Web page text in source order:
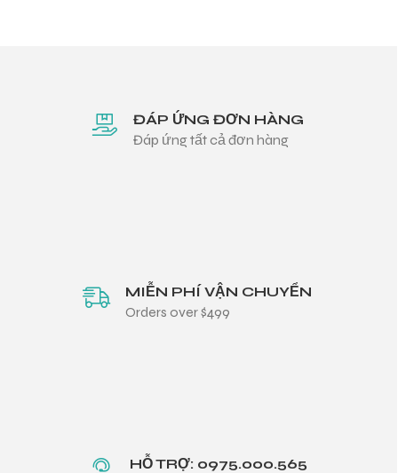
ĐÁP ỨNG ĐƠN HÀNG
Đáp ứng tất cả đơn hàng
MIỄN PHÍ VẬN CHUYỂN
Orders over $499
HỖ TRỢ: 0975.000.565